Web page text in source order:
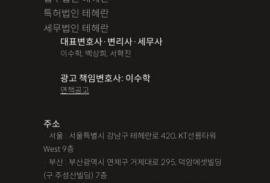
특허법인 테헤란
세무법인 테헤란
대표변호사·변리사·세무사
이수학, 백상희, 서혁진
광고 책임변호사: 이수학
면책공고
주소
· 서울 : 서울특별시 강남구 테헤란로 420, KT선릉타워
West 9층
· 부산 : 부산광역시 연제구 거제대로 295, 덕암에셋빌딩
(구 주성산빌딩) 7층